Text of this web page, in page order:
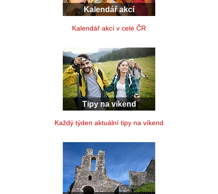
Kalendář akcí
Kalendář akcí v celé ČR
Tipy na víkend
Každý týden aktuální tipy na víkend